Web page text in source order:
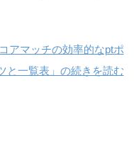
アマッチの効率的なptポ
と一覧表」の続きを読む